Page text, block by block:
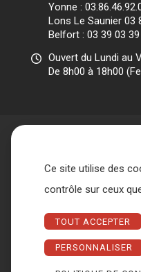
Yonne :
Lons Le Saunier 03
Belfort : 03 39 03
Ouvert du Lundi au
De 8h00 à 18h00
Qui sommes
Les
Conseil
Métiers
Espace
Ce site utilise des
contrôle sur ceux
TOUT ACCEPTER
PERSONNALISER